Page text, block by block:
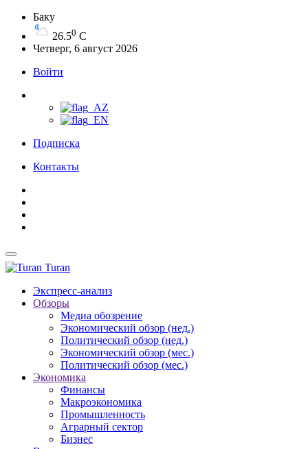
Баку
26.50 C
Четверг, 6 август 2026
Войти
Подписка
Контакты
Turan
Экспресс-анализ
Обзоры
Медиа обозрение
Экономический обзор (нед.)
Политический обзор (нед.)
Экономический обзор (мес.)
Политический обзор (мес.)
Экономика
Финансы
Макроэкономика
Промышленность
Аграрный сектор
Бизнес